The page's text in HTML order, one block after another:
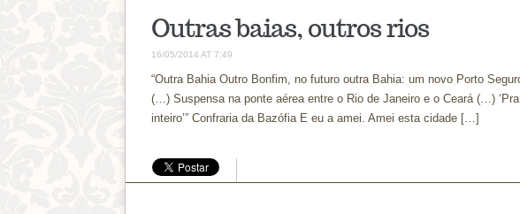
Outras baias, outros rios
16/05/2014 AT 7:49
“Outra Bahia Outro Bonfim, no futuro outra Bahia: um novo Porto
(…) Suspensa na ponte aérea entre o Rio de Janeiro e o Ceará (…)
inteiro’” Confraria da Bazófia E eu a amei. Amei esta cidade […]